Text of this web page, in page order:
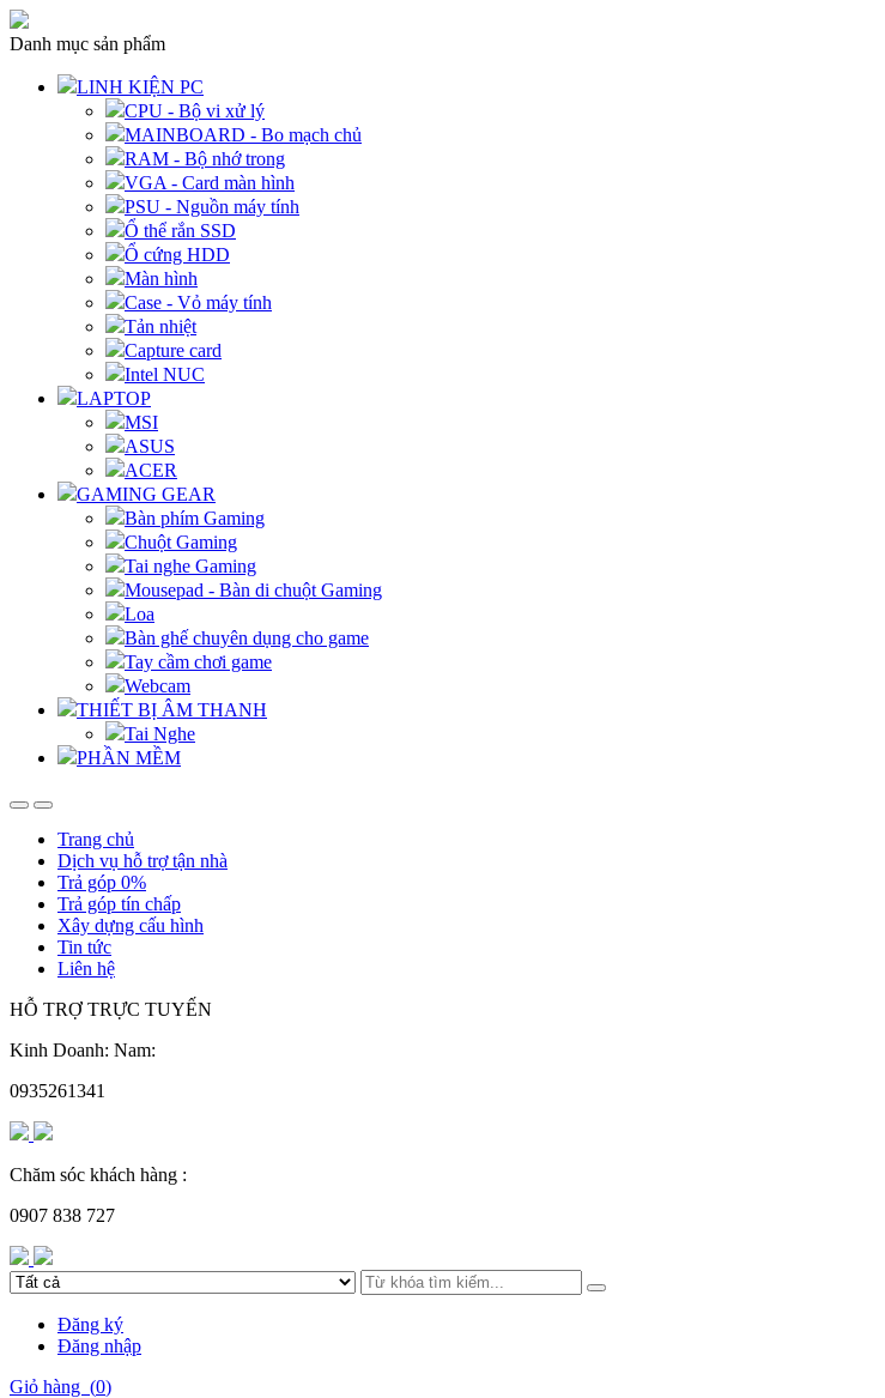
Danh mục sản phẩm
LINH KIỆN PC
CPU - Bộ vi xử lý
MAINBOARD - Bo mạch chủ
RAM - Bộ nhớ trong
VGA - Card màn hình
PSU - Nguồn máy tính
Ổ thể rắn SSD
Ổ cứng HDD
Màn hình
Case - Vỏ máy tính
Tản nhiệt
Capture card
Intel NUC
LAPTOP
MSI
ASUS
ACER
GAMING GEAR
Bàn phím Gaming
Chuột Gaming
Tai nghe Gaming
Mousepad - Bàn di chuột Gaming
Loa
Bàn ghế chuyên dụng cho game
Tay cầm chơi game
Webcam
THIẾT BỊ ÂM THANH
Tai Nghe
PHẦN MỀM
Trang chủ
Dịch vụ hỗ trợ tận nhà
Trả góp 0%
Trả góp tín chấp
Xây dựng cấu hình
Tin tức
Liên hệ
HỖ TRỢ TRỰC TUYẾN
Kinh Doanh: Nam:
0935261341
Chăm sóc khách hàng :
0907 838 727
Đăng ký
Đăng nhập
Giỏ hàng (0)